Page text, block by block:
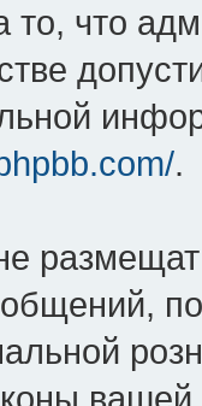
то, что
.